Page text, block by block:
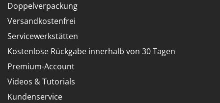
Doppelverpackung
Versandkostenfrei
Servicewerkstätten
Kostenlose Rückgabe innerhalb von 30 Tagen
Premium-Account
Videos & Tutorials
Kundenservice